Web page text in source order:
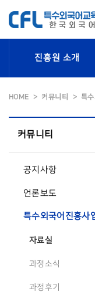
진흥원 소개
HOME 커뮤니티 특
커뮤니티
공지사항
언론보도
특수외국어진흥사
자료실
과정소식
과정후기